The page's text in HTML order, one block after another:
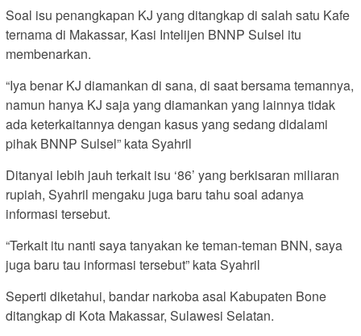
Soal isu penangkapan KJ yang ditangkap di salah satu Kafe
ternama di Makassar, Kasi Intelijen BNNP Sulsel itu
membenarkan.
“Iya benar KJ diamankan di sana, di saat bersama temannya,
namun hanya KJ saja yang diamankan yang lainnya tidak
ada keterkaitannya dengan kasus yang sedang didalami
pihak BNNP Sulsel” kata Syahril
Ditanyai lebih jauh terkait isu ‘86’ yang berkisaran miliaran
rupiah, Syahril mengaku juga baru tahu soal adanya
informasi tersebut.
“Terkait itu nanti saya tanyakan ke teman-teman BNN, saya
juga baru tau informasi tersebut” kata Syahril
Seperti diketahui, bandar narkoba asal Kabupaten Bone
ditangkap di Kota Makassar, Sulawesi Selatan.